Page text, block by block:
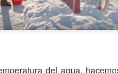
del agua,